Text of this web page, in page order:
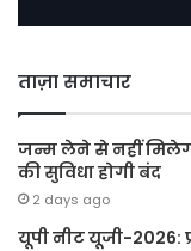
ताज़ा समाचार
जन्म लेने से नहीं
की सुविधा होगी बंद
2 days ago
यूपी नीट यूजी-